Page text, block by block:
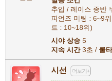
추입 / 레이스 종반
피언즈 미팅 : 6~9
트 : 10~18위)
시야 상승 5
지속 시간3초 / 쿨
시선 더보기+